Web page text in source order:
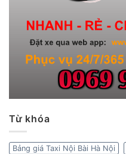
Từ khóa
Bảng giá Taxi Nội Bài Hà Nội